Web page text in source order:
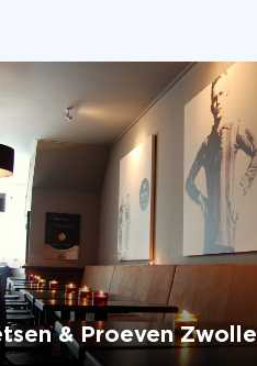
& Proeven Zwolle